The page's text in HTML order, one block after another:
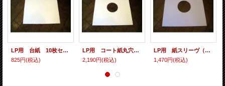
LP用 台紙 10枚セット
825円(税込)
LP用 コート紙丸穴ジャケ 10枚セット
2,190円(税込)
LP用 紙スリーヴ（レギュラー 四角の角） 10枚セット
1,470円(税込)